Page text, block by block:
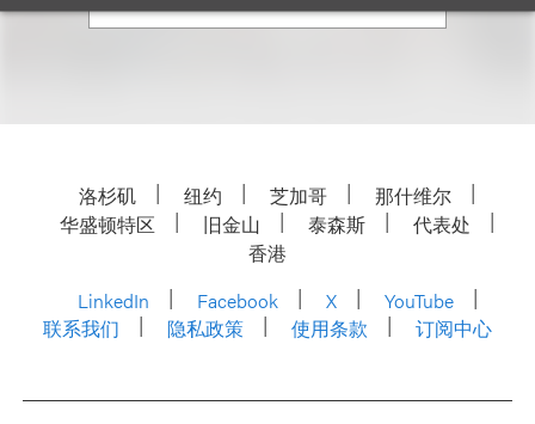
洛杉矶 纽约 芝加哥
那什维尔
华盛顿特区
旧金山 泰森斯
代表处
香港
LinkedIn
Facebook X
YouTube
联系我们
隐私政策 使用条款 订阅中心